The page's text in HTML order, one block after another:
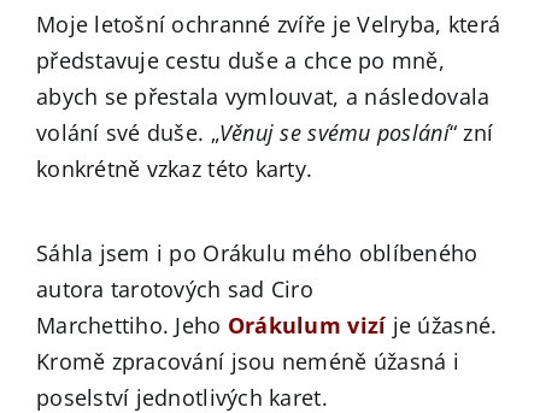
Moje letošní ochranné zvíře je Velryba, která
představuje cestu duše a chce po mně,
abych se přestala vymlouvat, a následovala
volání své duše. „Věnuj se svému poslání“ zní
konkrétně vzkaz této karty.
Sáhla jsem i po Orákulu mého oblíbeného
autora tarotových sad Ciro
Marchettiho. Jeho Orákulum vizí je úžasné.
Kromě zpracování jsou neméně úžasná i
poselství jednotlivých karet.